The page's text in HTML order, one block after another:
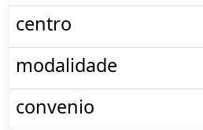
centro
modalidade
convenio